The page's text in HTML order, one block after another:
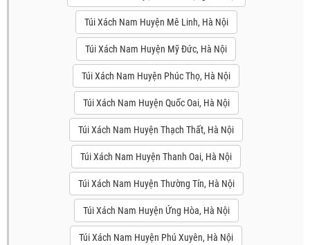
Túi Xách Nam Huyện Mê Linh, Hà Nội
Túi Xách Nam Huyện Mỹ Đức, Hà Nội
Túi Xách Nam Huyện Phúc Thọ, Hà Nội
Túi Xách Nam Huyện Quốc Oai, Hà Nội
Túi Xách Nam Huyện Thạch Thất, Hà Nội
Túi Xách Nam Huyện Thanh Oai, Hà Nội
Túi Xách Nam Huyện Thường Tín, Hà Nội
Túi Xách Nam Huyện Ứng Hòa, Hà Nội
Túi Xách Nam Huyện Phú Xuyên, Hà Nội